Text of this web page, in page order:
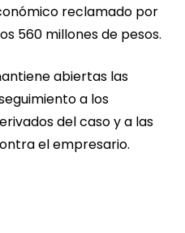
reclamado por
560 millones de pesos.
abiertas las
a los
del caso y a las
el empresario.